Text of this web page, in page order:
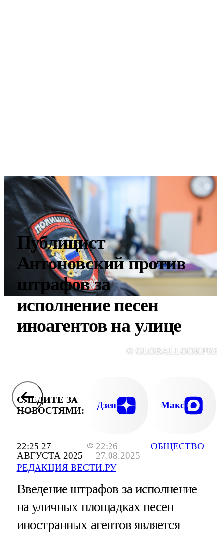
22:25 27
АВГУСТА 2025
22:26
27.08.2025
РЕДАКЦИЯ ВЕСТИ.РУ
ОБЩЕСТВО
Публицист
Антоновский против
штрафов за
исполнение песен
иноагентов на улице
©
СЛЕДИТЕ ЗА
НОВОСТЯМИ:
Дзен Макс
Введение штрафов за исполнение
на уличных площадках песен
иностранных агентов является